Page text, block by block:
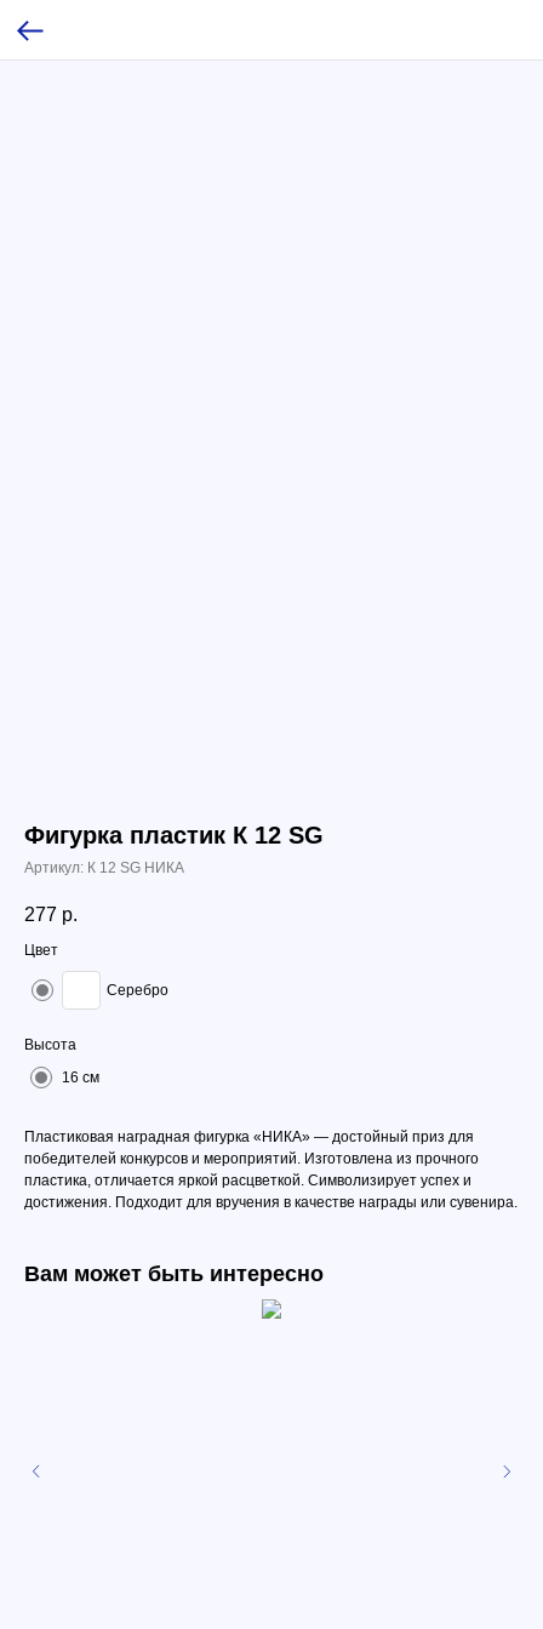
Фигурка пластик К 12 SG
Артикул: К 12 SG НИКА
277 р.
Цвет
Серебро
Высота
16 см
Пластиковая наградная фигурка «НИКА» — достойный приз для
победителей конкурсов и мероприятий. Изготовлена из прочного
пластика, отличается яркой расцветкой. Символизирует успех и
достижения. Подходит для вручения в качестве награды или сувенира.
Вам может быть интересно